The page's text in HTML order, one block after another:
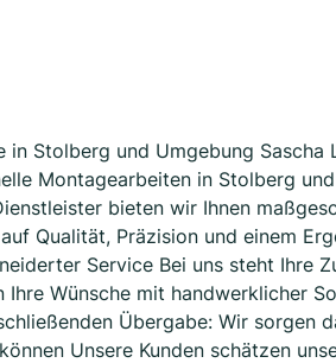
in Stolberg und Umgebung
Montagearbeiten in Stolberg
bieten wir Ihnen
Qualität, Präzision und einem
Service Bei uns steht Ihre
Ihre Wünsche mit handwerklicher
Übergabe: Wir sorgen
Unsere Kunden schätzen